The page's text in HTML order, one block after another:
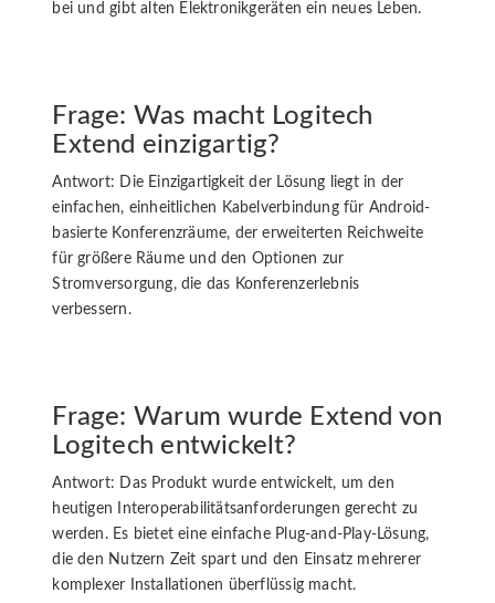
bei und gibt alten Elektronikgeräten ein neues Leben.
Frage: Was macht Logitech
Extend einzigartig?
Antwort: Die Einzigartigkeit der Lösung liegt in der
einfachen, einheitlichen Kabelverbindung für Android-
basierte Konferenzräume, der erweiterten Reichweite
für größere Räume und den Optionen zur
Stromversorgung, die das Konferenzerlebnis
verbessern.
Frage: Warum wurde Extend von
Logitech entwickelt?
Antwort: Das Produkt wurde entwickelt, um den
heutigen Interoperabilitätsanforderungen gerecht zu
werden. Es bietet eine einfache Plug-and-Play-Lösung,
die den Nutzern Zeit spart und den Einsatz mehrerer
komplexer Installationen überflüssig macht.